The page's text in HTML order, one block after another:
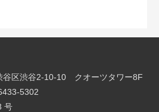
区渋谷2-10-10 クオーツタワー8F
5302
号